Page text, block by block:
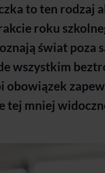
to ten rodzaj
roku
świat poza
wszystkim
obowiązek
tej mniej